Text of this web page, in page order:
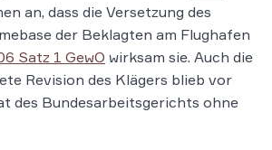
an, dass die Versetzung des
der Beklagten am Flughafen
Satz 1 GewO wirksam sie. Auch die
Revision des Klägers blieb vor
des Bundesarbeitsgerichts ohne